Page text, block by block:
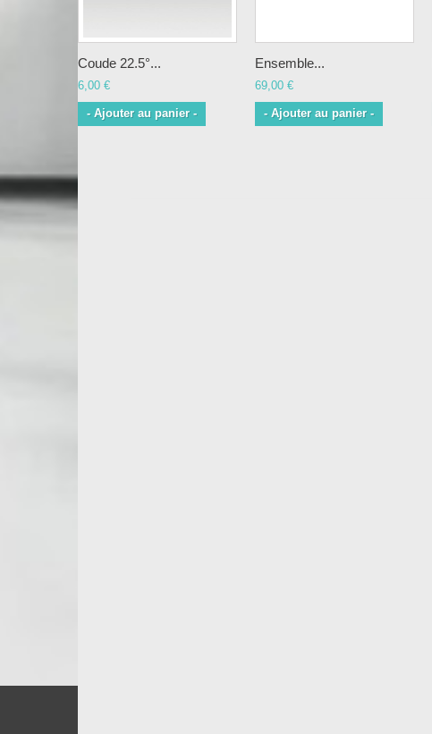
Coude 22.5°...
6,00 €
- Ajouter au panier -
Ensemble...
69,00 €
- Ajouter au panier -